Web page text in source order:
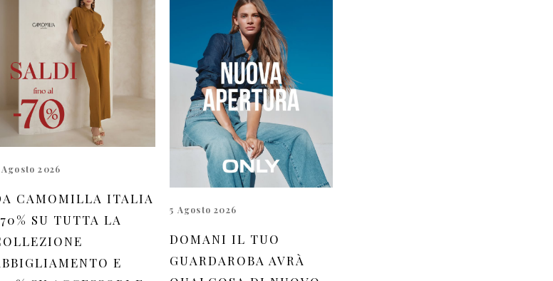
Agosto 2026
CAMOMILLA ITALIA
SU TUTTA LA
E
5 Agosto 2026
DOMANI IL TUO
GUARDAROBA AVRÀ